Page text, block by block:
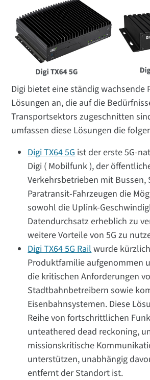
Digi bietet eine ständig wachsende
Lösungen an, die auf die
Transportsektors zugeschnitten
umfassen diese Lösungen die
Digi TX64 5G ist der erste 5G-
Digi ( Mobilfunk ), der
Verkehrsbetrieben mit
Paratransit-Fahrzeugen die
sowohl die Uplink-
Datendurchsatz erheblich zu
weitere Vorteile von 5G zu
Digi TX64 5G Rail wurde
Produktfamilie aufgenommen
die kritischen Anforderungen
Stadtbahnbetreibern sowie
Eisenbahnsystemen. Diese
Reihe von fortschrittlichen
unteathered dead reckoning,
missionskritische
unterstützen, unabhängig
entfernt der Standort ist.